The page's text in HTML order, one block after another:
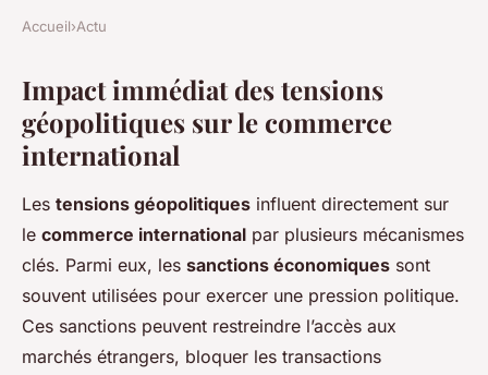
Comment les tensions
géopolitiques influencent-
elles le commerce
international ?
Accueil›Actu
Impact immédiat des tensions
géopolitiques sur le commerce
international
Les tensions géopolitiques influent directement sur
le commerce international par plusieurs mécanismes
clés. Parmi eux, les sanctions économiques sont
souvent utilisées pour exercer une pression politique.
Ces sanctions peuvent restreindre l’accès aux
marchés étrangers, bloquer les transactions